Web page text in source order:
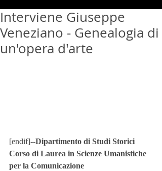
Interviene Giuseppe
Veneziano - Genealogia di
un'opera d'arte
[endif]--Dipartimento di Studi Storici
Corso di Laurea in Scienze Umanistiche
per la Comunicazione